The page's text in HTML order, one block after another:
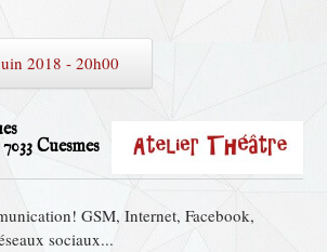
2018 - 20h00
Cuesmes
GSM, Internet, Facebook,
sociaux...